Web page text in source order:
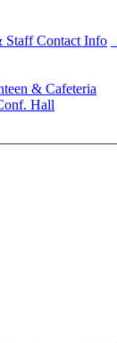
Staff Contact Info
& Cafeteria
Hall